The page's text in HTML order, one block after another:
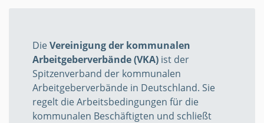
DieVereinigung der kommunalen
Arbeitgeberverbände (VKA) ist der
Spitzenverband der kommunalen
Arbeitgeberverbände in Deutschland. Sie
regelt die Arbeitsbedingungen für die
kommunalen Beschäftigten und schließt